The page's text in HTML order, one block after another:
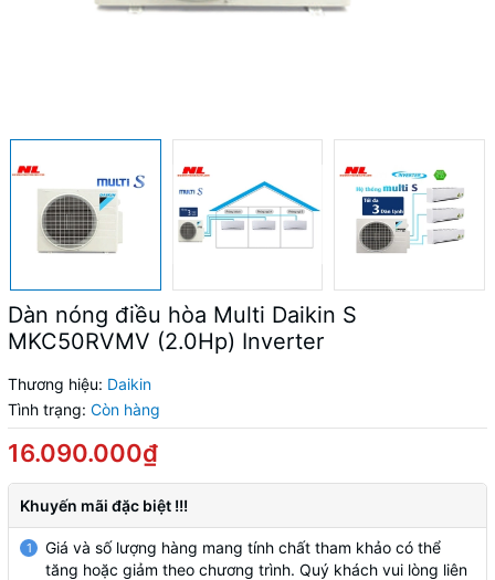
Dàn nóng điều hòa Multi Daikin S
MKC50RVMV (2.0Hp) Inverter
Thương hiệu: Daikin
Tình trạng: Còn hàng
16.090.000₫
Khuyến mãi đặc biệt !!!
1
Giá và số lượng hàng mang tính chất tham khảo có thể
tăng hoặc giảm theo chương trình. Quý khách vui lòng liên